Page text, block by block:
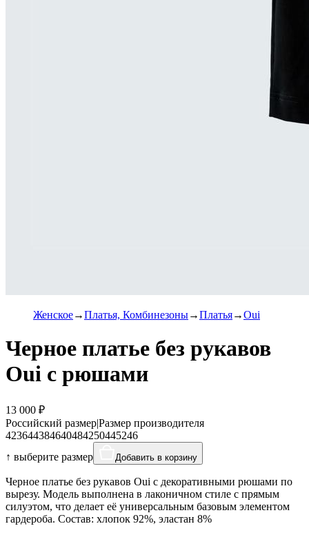
Женское Платья, Комбинезоны Платья Oui
Черное платье без рукавов
Oui с рюшами
13 000 ₽
Российский размер|Размер производителя
423644384640484250445246
↑ выберите размер
Добавить в корзину
Черное платье без рукавов Oui с декоративными рюшами по
вырезу. Модель выполнена в лаконичном стиле с прямым
силуэтом, что делает её универсальным базовым элементом
гардероба. Состав: хлопок 92%, эластан 8%